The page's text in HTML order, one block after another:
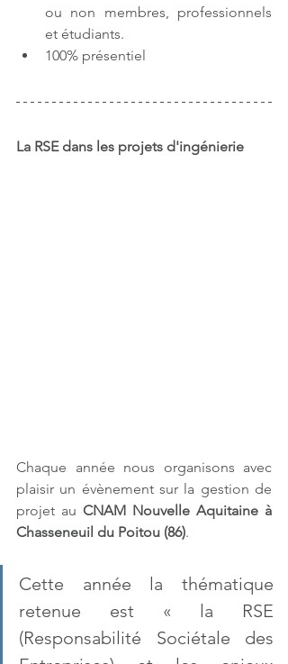
ou non membres, professionnels
et étudiants.
100% présentiel
La RSE dans les projets d'ingénierie
Chaque année nous organisons avec
plaisir un évènement sur la gestion de
projet au CNAM Nouvelle Aquitaine à
Chasseneuil du Poitou (86).
Cette année la thématique
retenue est « la RSE
(Responsabilité Sociétale des